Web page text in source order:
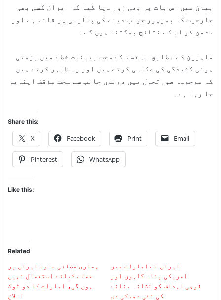
بیان میں اس بات پر بھی زور دیا گیا کہ ایران کسی بھی
جارحیت کا بھرپور جواب دینے کی پالیسی پر قائم ہے اور
دشمن کو اس کے نتائج بھگتنا ہوں گے۔
ماہرین کے مطابق اس قسم کے سخت بیانات خطے میں بڑھتی
ہوئی کشیدگی کی عکاسی کرتے ہیں اور یہ ظاہر کرتے ہیں
کہ موجودہ صورتحال میں دونوں جانب سے سخت مؤقف اپنایا
جا رہا ہے۔
Share this:
X Facebook Print Email
Pinterest WhatsApp
Like this:
Related
ہماری فضائی حدود ایران پر
حملے کیلئے استعمال نہیں
ہوں گی، امارات کا دو ٹوک
اعلان
ایران نے امارات میں
امریکی پناہ گاہوں اور
فوجی اہداف کو نشانہ بنانے
کی نئی دھمکی دی